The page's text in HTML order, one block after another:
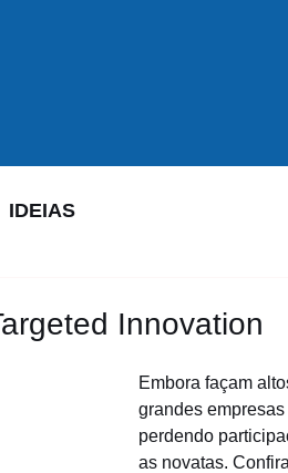
IDEIAS
Innovation
Embora façam
grandes
perdendo
as novatas.